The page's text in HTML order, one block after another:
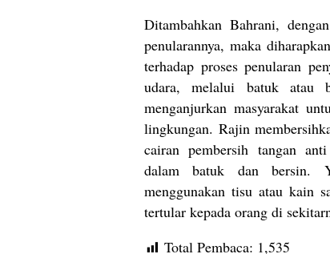
Ditambahkan Bahrani,
penularannya, maka
terhadap proses penularan
udara, melalui batuk atau
menganjurkan masyarakat
lingkungan. Rajin
cairan pembersih tangan
dalam batuk dan bersin.
menggunakan tisu atau kain
tertular kepada orang di
Total Pembaca: 1,535